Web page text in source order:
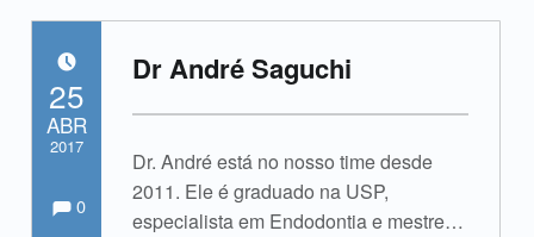
Dr André Saguchi
Dr. André está no nosso time desde
2011. Ele é graduado na USP,
especialista em Endodontia e mestre…
POSTADO EM:
25
ABR
2017
Escrito por:Comentários:
Comments:
0